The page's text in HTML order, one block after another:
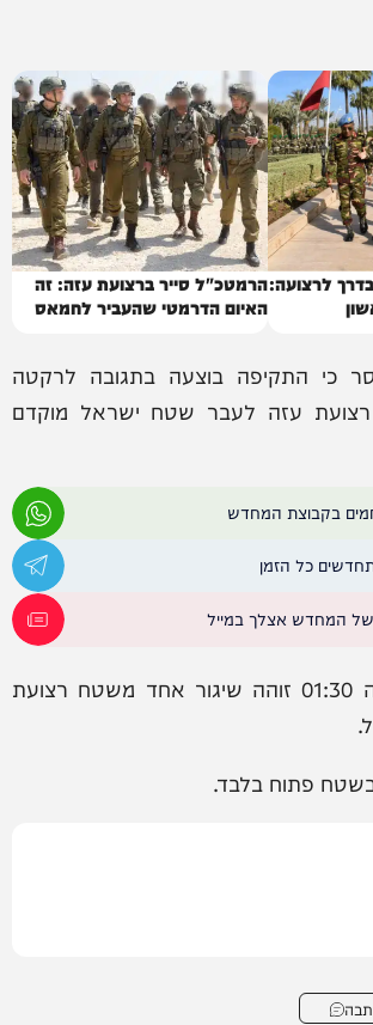
בדרך לרצועה:הרמטכ"ל סייר ברצועת עזה: זה
האיום הדרמטי שהעביר לחמאס
כי התקיפה בוצעה בתגובה לרקטה
עזה לעבר שטח ישראל מוקדם
בקבוצת המחדש
כל הזמן
של המחדש אצלך במייל
מעט אחרי השעה 01:30 זוהה שיגור אחד משטח רצועת
פתוח בלבד.